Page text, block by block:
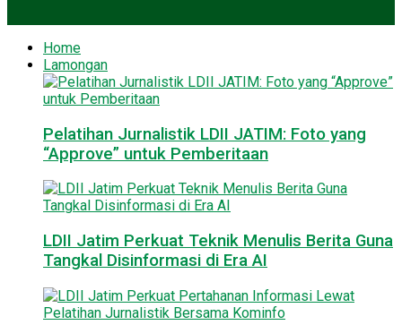
Home
Lamongan
Pelatihan Jurnalistik LDII JATIM: Foto yang
“Approve” untuk Pemberitaan
LDII Jatim Perkuat Teknik Menulis Berita Guna
Tangkal Disinformasi di Era AI